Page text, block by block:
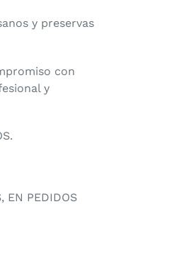
y preservas
con
y
EN PEDIDOS